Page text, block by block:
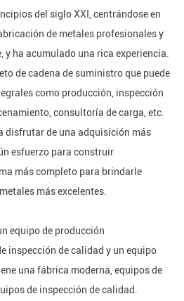
del siglo XXI, centrándose en
de metales profesionales y
ha acumulado una rica experiencia.
de cadena de suministro que puede
como producción, inspección
consultoría de carga, etc.
disfrutar de una adquisición más
esfuerzo para construir
más completo para brindarle
más excelentes.
equipo de producción
inspección de calidad y un equipo
una fábrica moderna, equipos de
de inspección de calidad.